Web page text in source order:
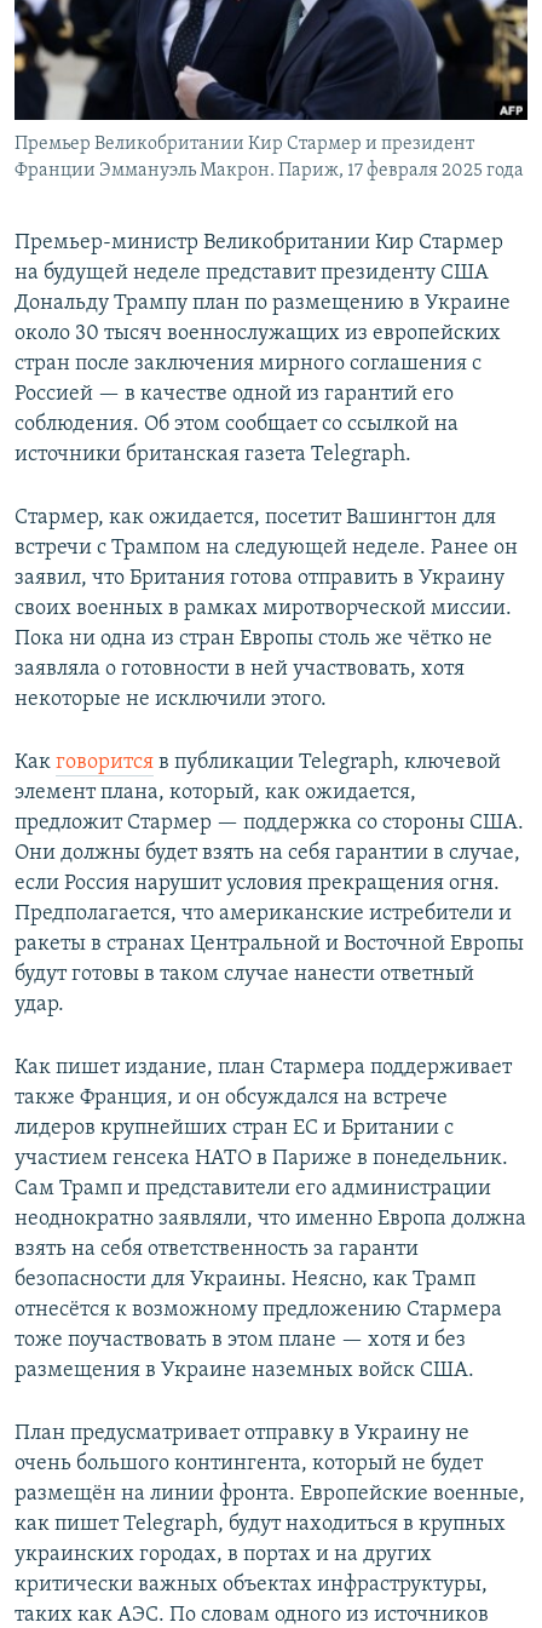
Премьер Великобритании Кир Стармер и президент
Франции Эммануэль Макрон. Париж, 17 февраля 2025 года
Премьер-министр Великобритании Кир Стармер
на будущей неделе представит президенту США
Дональду Трампу план по размещению в Украине
около 30 тысяч военнослужащих из европейских
стран после заключения мирного соглашения с
Россией — в качестве одной из гарантий его
соблюдения. Об этом сообщает со ссылкой на
источники британская газета Telegraph.
Стармер, как ожидается, посетит Вашингтон для
встречи с Трампом на следующей неделе. Ранее он
заявил, что Британия готова отправить в Украину
своих военных в рамках миротворческой миссии.
Пока ни одна из стран Европы столь же чётко не
заявляла о готовности в ней участвовать, хотя
некоторые не исключили этого.
Как говорится в публикации Telegraph, ключевой
элемент плана, который, как ожидается,
предложит Стармер — поддержка со стороны США.
Они должны будет взять на себя гарантии в случае,
если Россия нарушит условия прекращения огня.
Предполагается, что американские истребители и
ракеты в странах Центральной и Восточной Европы
будут готовы в таком случае нанести ответный
удар.
Как пишет издание, план Стармера поддерживает
также Франция, и он обсуждался на встрече
лидеров крупнейших стран ЕС и Британии с
участием генсека НАТО в Париже в понедельник.
Сам Трамп и представители его администрации
неоднократно заявляли, что именно Европа должна
взять на себя ответственность за гаранти
безопасности для Украины. Неясно, как Трамп
отнесётся к возможному предложению Стармера
тоже поучаствовать в этом плане — хотя и без
размещения в Украине наземных войск США.
План предусматривает отправку в Украину не
очень большого контингента, который не будет
размещён на линии фронта. Европейские военные,
как пишет Telegraph, будут находиться в крупных
украинских городах, в портах и на других
критически важных объектах инфраструктуры,
таких как АЭС. По словам одного из источников